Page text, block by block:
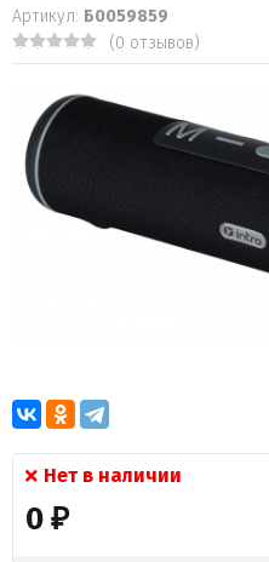
Артикул: Б0059859
(0 отзывов)
Нет в наличии
0 ₽